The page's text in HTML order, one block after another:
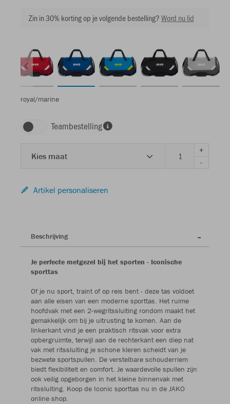
Zin in 30% korting op je volgende bestelling?Word nu lid
royal/marine
Teambestelling
Kies maat
+
-
Artikel personaliseren
Beschrijving
Je perfecte metgezel bij het sporten - Iconische
sporttas
Of je nu sport, traint of op reis bent - deze tas voldoet
aan alle eisen van een moderne sporttas. Het ruime
hoofdvak met een 2-wegritssluiting rondom maakt het
gemakkelijk om bij je uitrusting te komen. Aan de
linkerkant vind je een praktisch ritsvak voor extra
opbergruimte, terwijl aan de rechterkant een diep nat
vak met ritssluiting je schone kleren scheidt van je
bezwete sportspullen. De verstelbare schouderriem
biedt flexibiliteit en comfort. Je waardevolle spullen zijn
ook veilig opgeborgen in het kleine binnenvak met
ritssluiting. Koop de Iconic sporttas nu in de JAKO
online shop.